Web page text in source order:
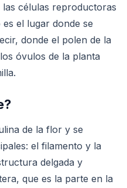
células reproductoras
el lugar donde se
donde el polen de la
óvulos de la planta
de la flor y se
el filamento y la
delgada y
que es la parte en la